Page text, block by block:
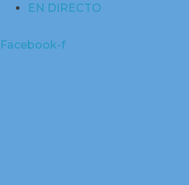
EN DIRECTO
Facebook-f